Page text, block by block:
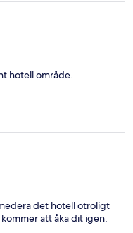
hotell område.
det hotell otroligt
att åka dit igen,